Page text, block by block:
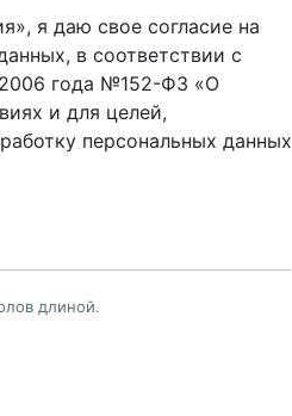
я даю свое согласие на
в соответствии с
года №152-ФЗ «О
и для целей,
персональных данных
длиной.